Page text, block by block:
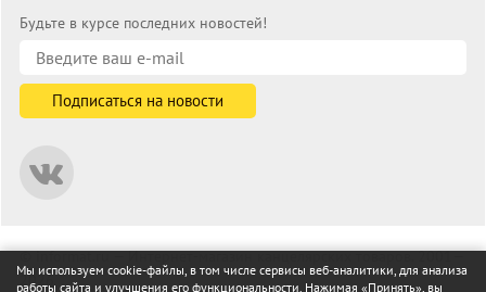
Будьте в курсе последних новостей!
© informat.ru — Интернет-магазин канцелярских товаров. 2001—
2026
Мы используем cookie-файлы, в том числе сервисы веб-аналитики, для анализа
работы сайта и улучшения его функциональности. Нажимая «Принять», вы